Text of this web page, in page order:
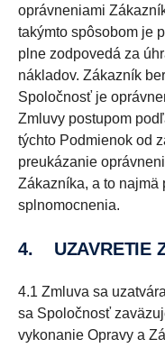
oprávneniami
takýmto spôsobom je
plne zodpovedá za
nákladov. Zákazník
Spoločnosť je
Zmluvy postupom
týchto Podmienok od
preukázanie
Zákazníka, a to najmä
splnomocnenia.
4. UZAVRETIE
4.1 Zmluva sa
sa Spoločnosť
vykonanie Opravy a